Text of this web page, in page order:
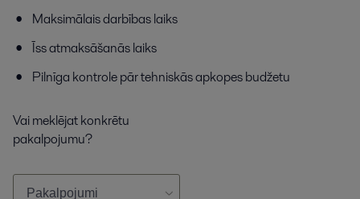
Maksimālais darbības laiks
Īss atmaksāšanās laiks
Pilnīga kontrole pār tehniskās apkopes budžetu
Vai meklējat konkrētu
pakalpojumu?